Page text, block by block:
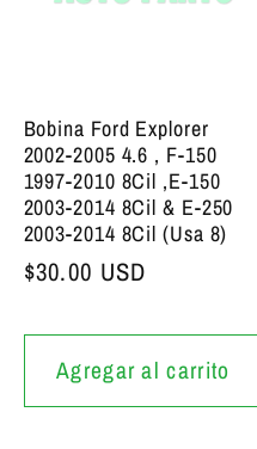
Bobina Ford Explorer
2002-2005 4.6 , F-150
1997-2010 8Cil ,E-150
2003-2014 8Cil & E-250
2003-2014 8Cil (Usa 8)
Precio bajo de siempre
$30.00 USD
Agregar al carrito